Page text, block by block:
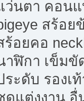
ว่นตา คอน
สร้อย
ร้อยคอ
าฬิกา เข็มขั
ระดับ รองเท้
ดแต่งงาน อื่